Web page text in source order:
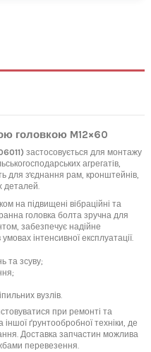
головкою M12×60
застосовується для монтажу
агрегатів,
для з'єднання рам, кронштейнів,
деталей.
на підвищені вібраційні та
головка болта зручна для
забезпечує надійне
інтенсивної експлуатації.
та зсуву;
вузлів.
при ремонті та
іншої ґрунтообробної техніки, де
Доставка запчастин можлива
перевезення.